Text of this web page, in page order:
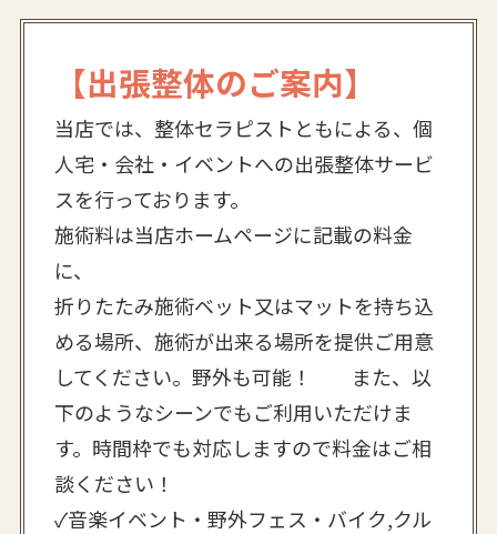
【出張整体のご案内】
当店では、整体セラピストともによる、個
人宅・会社・イベントへの出張整体サービ
スを行っております。
施術料は当店ホームページに記載の料金
に、
折りたたみ施術ベット又はマットを持ち込
める場所、施術が出来る場所を提供ご用意
してください。野外も可能！ また、以
下のようなシーンでもご利用いただけま
す。時間枠でも対応しますので料金はご相
談ください！
✓音楽イベント・野外フェス・バイク,クル